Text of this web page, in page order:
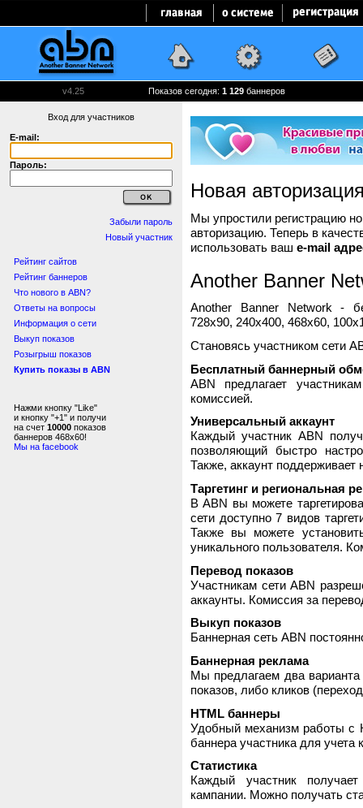
v4.25 Показов сегодня: 1 129 баннеров
Вход для участников
E-mail:
Пароль:
Забыли пароль
Новый участник
Рейтинг сайтов
Рейтинг баннеров
Что нового в ABN?
Ответы на вопросы
Информация о сети
Выкуп показов
Розыгрыш показов
Купить показы в ABN
Нажми кнопку "Like"
и кнопку "+1" и получи
на счет 10000 показов
баннеров 468x60!
Мы на facebook
Новая
Мы упростили регистрацию
авторизацию. Теперь в
использовать ваш e-mail
Another Banner
Another Banner Network -
728x90, 240x400, 468x60,
Становясь участником сети
Бесплатный баннерный
ABN предлагает
комиссией.
Универсальный аккаунт
Каждый участник ABN
позволяющий быстро
Также, аккаунт поддерживает
Таргетинг и региональная
В ABN вы можете
сети доступно 7 видов
Также вы можете
уникального пользователя.
Перевод показов
Участникам сети ABN
аккаунты. Комиссия за
Выкуп показов
Баннерная сеть ABN
Баннерная реклама
Мы предлагаем два
показов, либо кликов
HTML баннеры
Удобный механизм работы с
баннера участника для
Статистика
Каждый участник
кампании. Можно получать